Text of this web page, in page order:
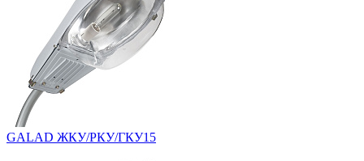
GALAD ЖКУ/РКУ/ГКУ15